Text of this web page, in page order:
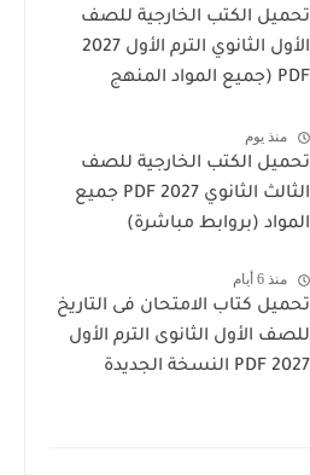
تحميل الكتب الخارجية للصف
الأول الثانوي الترم الأول 2027
PDF (جميع المواد المنهج
منذ يوم
تحميل الكتب الخارجية للصف
الثالث الثانوي 2027 PDF جميع
المواد (بروابط مباشرة)
منذ 6 أيام
تحميل كتاب الامتحان فى التاريخ
للصف الأول الثانوى الترم الأول
2027 PDF النسخة الجديدة